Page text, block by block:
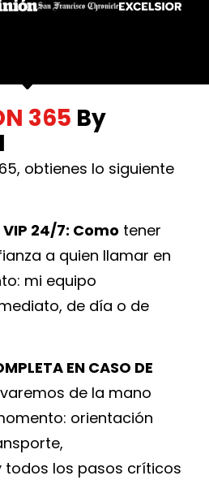
365 By
obtienes lo siguiente
VIP 24/7: Como tener
a quien llamar en
mi equipo
de día o de
EN CASO DE
de la mano
orientación
los pasos críticos